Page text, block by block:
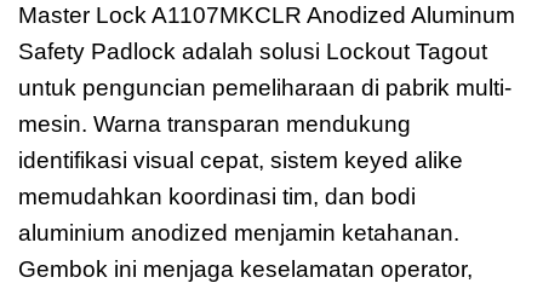
Master Lock A1107MKCLR Anodized Aluminum
Safety Padlock adalah solusi Lockout Tagout
untuk penguncian pemeliharaan di pabrik multi-
mesin. Warna transparan mendukung
identifikasi visual cepat, sistem keyed alike
memudahkan koordinasi tim, dan bodi
aluminium anodized menjamin ketahanan.
Gembok ini menjaga keselamatan operator,